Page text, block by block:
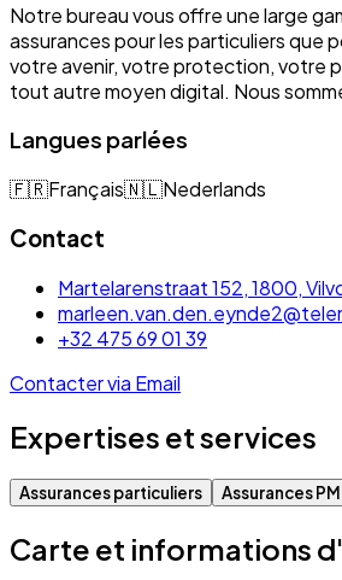
Notre bureau vous offre une large
assurances pour les particuliers que
votre avenir, votre protection, votre
tout autre moyen digital. Nous
Langues parlées
🇫🇷Français🇳🇱Nederlands
Contact
Martelarenstraat 152, 1800,
+32 475 69 01 39
Contacter via Email
Expertises et services
Assurances particuliers Assurances
Carte et informations